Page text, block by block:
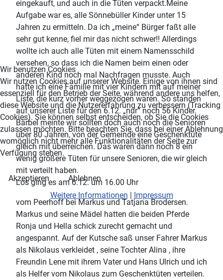
eingekauft, und auch in die Tüten verpackt.Meine
Aufgabe war es, alle Sönnebüller Kinder unter 15
Jahren zu ermitteln. Da ich „meine“ Bürger faßt alle
sehr gut kenne, fiel mir das nicht schwer!! Allerdings
wollte ich auch alle Tüten mit einem Namensschild
versehen, so dass ich die Namen beim einen oder
anderen Kind noch mal Nachfragen musste. Auch
hatte ich eine Familie mit vier Kindern mit auf meiner
Liste, die kurz vorher weggezogen waren. So standen
auf unserer Liste für den 6.12. „nur“ noch 56 Kinder.
Bärbel meinte wir sollten doch auch noch die Senioren
über 80 Jahren, von der Gemeinde eine Geschenktüte
gleich mit überreichen. Das waren dann noch 8 ein
wenig größere Tüten für unsere Senioren, die wir gleich
mit verteilt haben.
Los ging es am 6.12. um 16.00 Uhr
vom Peerhoff bei Markus und Tatjana Brodersen.
Markus und seine Mädel hatten die beiden Pferde
Ronja und Hella schick zurecht gemacht und
angespannt. Auf der Kutsche saß unser Fahrer Markus
als Nikolaus verkleidet , seine Tochter Alina , ihre
Freundin Lene mit ihrem Vater und Hans Ulrich und ich
als Helfer vom Nikolaus zum Geschenktüten verteilen.
Wir benutzen Cookies
Wir nutzen Cookies auf unserer Website. Einige von ihnen sind
essenziell für den Betrieb der Seite, während andere uns helfen,
diese Website und die Nutzererfahrung zu verbessern (Tracking
Cookies). Sie können selbst entscheiden, ob Sie die Cookies
zulassen möchten. Bitte beachten Sie, dass bei einer Ablehnung
womöglich nicht mehr alle Funktionalitäten der Seite zur
Verfügung stehen.
Akzeptieren
Ablehnen
Weitere Informationen | Impressum